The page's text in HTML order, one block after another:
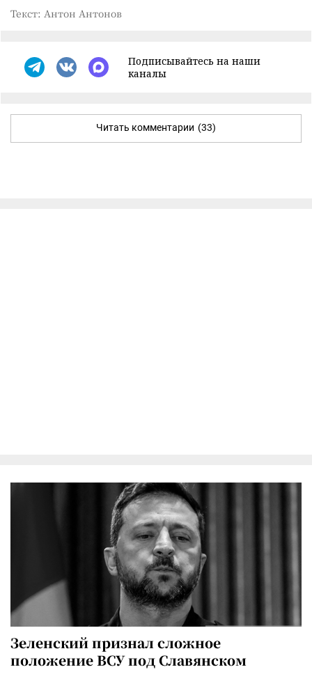
Текст: Антон Антонов
Подписывайтесь на наши
каналы
Читать комментарии (33)
Зеленский признал сложное
положение ВСУ под Славянском